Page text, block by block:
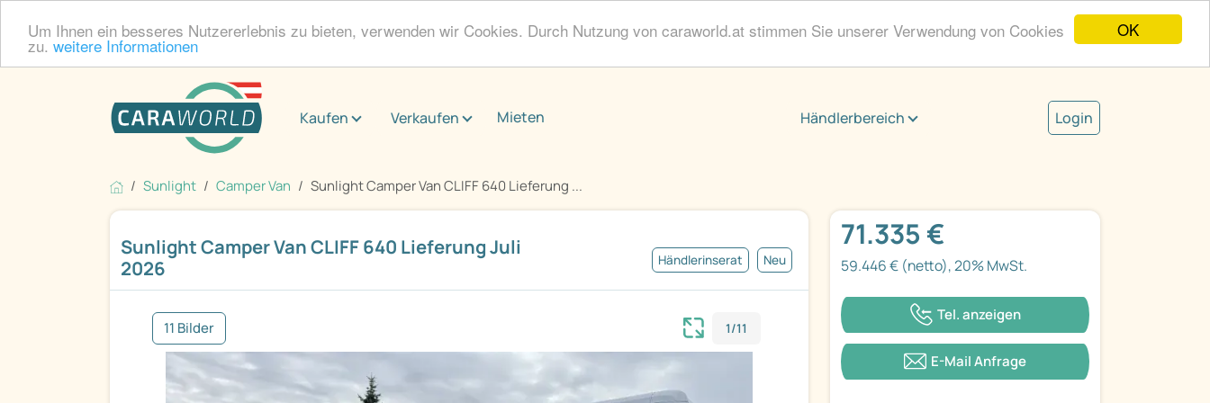
OK
Um Ihnen ein besseres Nutzererlebnis zu bieten, verwenden wir Cookies. Durch Nutzung von caraworld.at stimmen Sie unserer Verwendung von Cookies
zu. weitere Informationen
Kaufen Verkaufen Mieten Händlerbereich Login
Sunlight Camper Van Sunlight Camper Van CLIFF 640 Lieferung ...
Sunlight Camper Van CLIFF 640 Lieferung Juli
2026
Händlerinserat Neu
11 Bilder 1/11
71.335 €
59.446 € (netto), 20% MwSt.
Tel. anzeigen
E-Mail Anfrage